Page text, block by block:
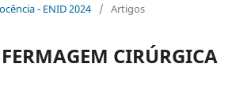
- ENID 2024 / Artigos
CIRÚRGICA